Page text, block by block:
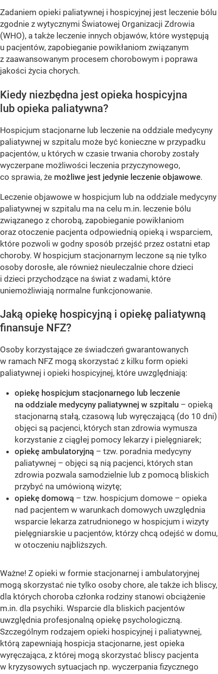
Zadaniem opieki paliatywnej i hospicyjnej jest leczenie bólu
zgodnie z wytycznymi Światowej Organizacji Zdrowia
(WHO), a także leczenie innych objawów, które występują
u pacjentów, zapobieganie powikłaniom związanym
z zaawansowanym procesem chorobowym i poprawa
jakości życia chorych.
Kiedy niezbędna jest opieka hospicyjna
lub opieka paliatywna?
Hospicjum stacjonarne lub leczenie na oddziale medycyny
paliatywnej w szpitalu może być konieczne w przypadku
pacjentów, u których w czasie trwania choroby zostały
wyczerpane możliwości leczenia przyczynowego,
co sprawia, że możliwe jest jedynie leczenie objawowe.
Leczenie objawowe w hospicjum lub na oddziale medycyny
paliatywnej w szpitalu ma na celu m.in. leczenie bólu
związanego z chorobą, zapobieganie powikłaniom
oraz otoczenie pacjenta odpowiednią opieką i wsparciem,
które pozwoli w godny sposób przejść przez ostatni etap
choroby. W hospicjum stacjonarnym leczone są nie tylko
osoby dorosłe, ale również nieuleczalnie chore dzieci
i dzieci przychodzące na świat z wadami, które
uniemożliwiają normalne funkcjonowanie.
Jaką opiekę hospicyjną i opiekę paliatywną
finansuje NFZ?
Osoby korzystające ze świadczeń gwarantowanych
w ramach NFZ mogą skorzystać z kilku form opieki
paliatywnej i opieki hospicyjnej, które uwzględniają:
opiekę hospicjum stacjonarnego lub leczenie
na oddziale medycyny paliatywnej w szpitalu – opieką
stacjonarną stałą, czasową lub wyręczającą (do 10 dni)
objęci są pacjenci, których stan zdrowia wymusza
korzystanie z ciągłej pomocy lekarzy i pielęgniarek;
opiekę ambulatoryjną – tzw. poradnia medycyny
paliatywnej – objęci są nią pacjenci, których stan
zdrowia pozwala samodzielnie lub z pomocą bliskich
przybyć na umówioną wizytę;
opiekę domową – tzw. hospicjum domowe – opieka
nad pacjentem w warunkach domowych uwzględnia
wsparcie lekarza zatrudnionego w hospicjum i wizyty
pielęgniarskie u pacjentów, którzy chcą odejść w domu,
w otoczeniu najbliższych.
Ważne! Z opieki w formie stacjonarnej i ambulatoryjnej
mogą skorzystać nie tylko osoby chore, ale także ich bliscy,
dla których choroba członka rodziny stanowi obciążenie
m.in. dla psychiki. Wsparcie dla bliskich pacjentów
uwzględnia profesjonalną opiekę psychologiczną.
Szczególnym rodzajem opieki hospicyjnej i paliatywnej,
którą zapewniają hospicja stacjonarne, jest opieka
wyręczająca, z której mogą skorzystać bliscy pacjenta
w kryzysowych sytuacjach np. wyczerpania fizycznego